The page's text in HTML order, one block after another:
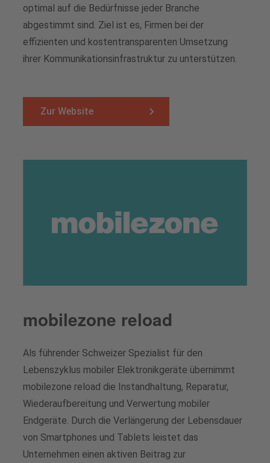
optimal auf die Bedürfnisse jeder Branche
abgestimmt sind. Ziel ist es, Firmen bei der
effizienten und kostentransparenten Umsetzung
ihrer Kommunikationsinfrastruktur zu unterstützen.
Zur Website
mobilezone reload
Als führender Schweizer Spezialist für den
Lebenszyklus mobiler Elektronikgeräte übernimmt
mobilezone reload die Instandhaltung, Reparatur,
Wiederaufbereitung und Verwertung mobiler
Endgeräte. Durch die Verlängerung der Lebensdauer
von Smartphones und Tablets leistet das
Unternehmen einen aktiven Beitrag zur